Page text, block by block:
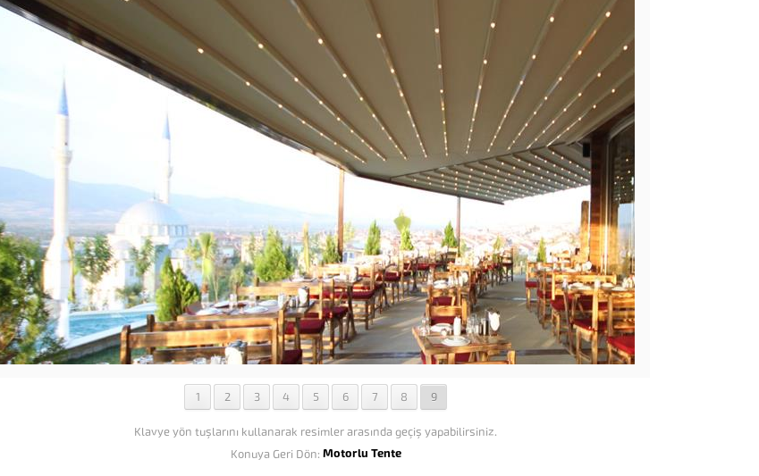
1 2 3 4 5 6 7 8 9
Klavye yön tuşlarını kullanarak resimler arasında geçiş yapabilirsiniz.
Konuya Geri Dön: Motorlu Tente